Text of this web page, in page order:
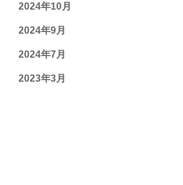
2024年10月
2024年9月
2024年7月
2023年3月